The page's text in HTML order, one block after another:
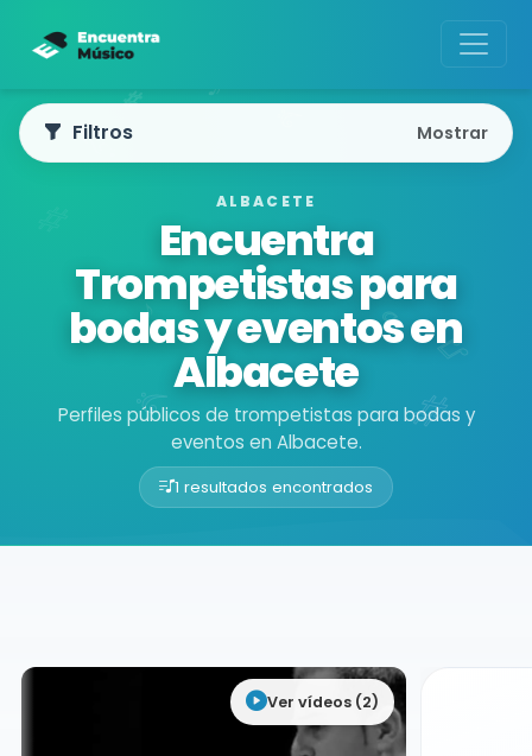
ALBACETE
Encuentra
Trompetistas para
bodas y eventos en
Albacete
Perfiles públicos de trompetistas para bodas y
eventos en Albacete.
1 resultados encontrados
Buscador de músicos
Filtros Mostrar
Ver vídeos (2)